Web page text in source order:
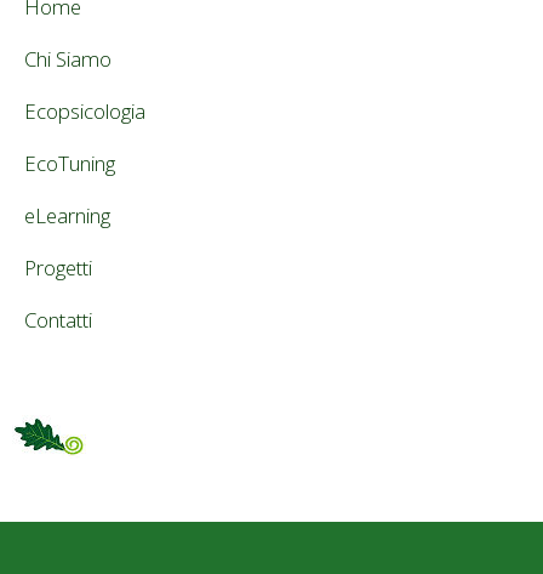
Home
Chi Siamo
Ecopsicologia
EcoTuning
eLearning
Progetti
Contatti